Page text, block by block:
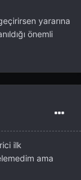
yararına
önemli
ilk
ama